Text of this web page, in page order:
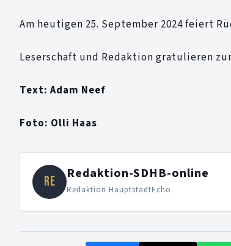
Am heutigen 25. September 2024 feiert
Leserschaft und Redaktion gratulieren
Text: Adam Neef
Foto: Olli Haas
RE Redaktion-SDHB-online
Redaktion HauptstadtEcho